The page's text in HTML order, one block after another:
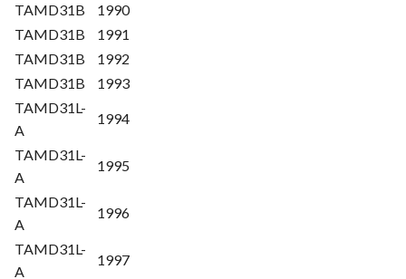
TAMD31B
1990
TAMD31B
1991
TAMD31B
1992
TAMD31B
1993
TAMD31L-
A
1994
TAMD31L-
A
1995
TAMD31L-
A
1996
TAMD31L-
A
1997